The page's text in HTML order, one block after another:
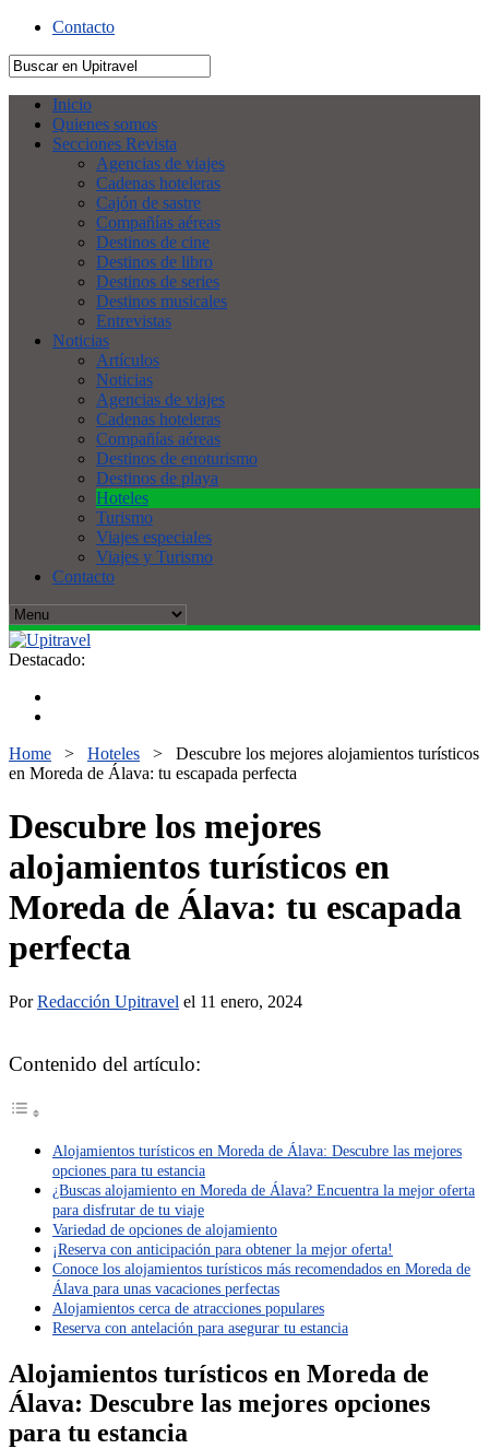
Contacto
Inicio
Quienes somos
Secciones Revista
Agencias de viajes
Cadenas hoteleras
Cajón de sastre
Compañías aéreas
Destinos de cine
Destinos de libro
Destinos de series
Destinos musicales
Entrevistas
Noticias
Artículos
Noticias
Agencias de viajes
Cadenas hoteleras
Compañías aéreas
Destinos de enoturismo
Destinos de playa
Hoteles
Turismo
Viajes especiales
Viajes y Turismo
Contacto
Destacado:
Home > Hoteles > Descubre los mejores alojamientos turísticos
en Moreda de Álava: tu escapada perfecta
Descubre los mejores
alojamientos turísticos en
Moreda de Álava: tu escapada
perfecta
PorRedacción Upitravel el 11 enero, 2024
Contenido del artículo:
Alojamientos turísticos en Moreda de Álava: Descubre las mejores
opciones para tu estancia
¿Buscas alojamiento en Moreda de Álava? Encuentra la mejor oferta
para disfrutar de tu viaje
Variedad de opciones de alojamiento
¡Reserva con anticipación para obtener la mejor oferta!
Conoce los alojamientos turísticos más recomendados en Moreda de
Álava para unas vacaciones perfectas
Alojamientos cerca de atracciones populares
Reserva con antelación para asegurar tu estancia
Alojamientos turísticos en Moreda de
Álava: Descubre las mejores opciones
para tu estancia